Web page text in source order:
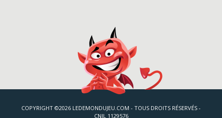
COPYRIGHT ©2026 LEDEMONDUJEU.COM - TOUS DROITS RÉSERVÉS -
CNIL 1129576